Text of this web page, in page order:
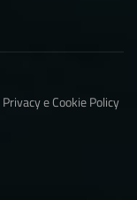
Privacy e Cookie Policy